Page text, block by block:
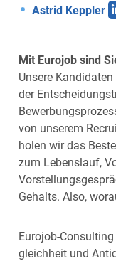
Astrid Keppler
Mit Eurojob sind
Unsere
der
von unserem
holen wir das
zum Lebenslauf,
Gehalts. Also,
Eurojob-
gleichheit und